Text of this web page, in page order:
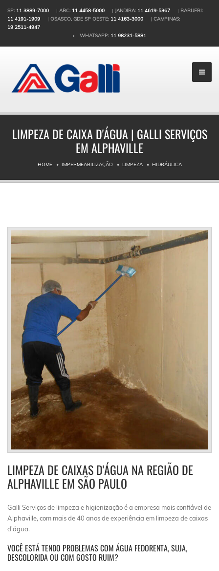
SP: 11 3889-7000 | ABC: 11 4458-5000 | JANDIRA: 11 4619-5367 | BARUERI:
11 4191-1909
| OSASCO, GDE SP OESTE: 11 4163-3000 | CAMPINAS:
19 2511-4947
WHATSAPP: 11 98231-5881
LIMPEZA DE CAIXA D'ÁGUA | GALLI SERVIÇOS
EM ALPHAVILLE
HOME IMPERMEABILIZAÇÃO LIMPEZA HIDRÁULICA
LIMPEZA DE CAIXAS D'ÁGUA NA REGIÃO DE
ALPHAVILLE EM SÃO PAULO
Galli Serviços de limpeza e higienização é a empresa mais confiável de
Alphaville, com mais de 40 anos de experiência em limpeza de caixas
d'água.
VOCÊ ESTÁ TENDO PROBLEMAS COM ÁGUA FEDORENTA, SUJA,
DESCOLORIDA OU COM GOSTO RUIM?